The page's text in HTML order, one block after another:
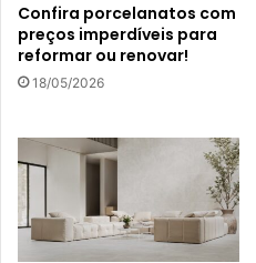
Confira porcelanatos com
preços imperdíveis para
reformar ou renovar!
18/05/2026